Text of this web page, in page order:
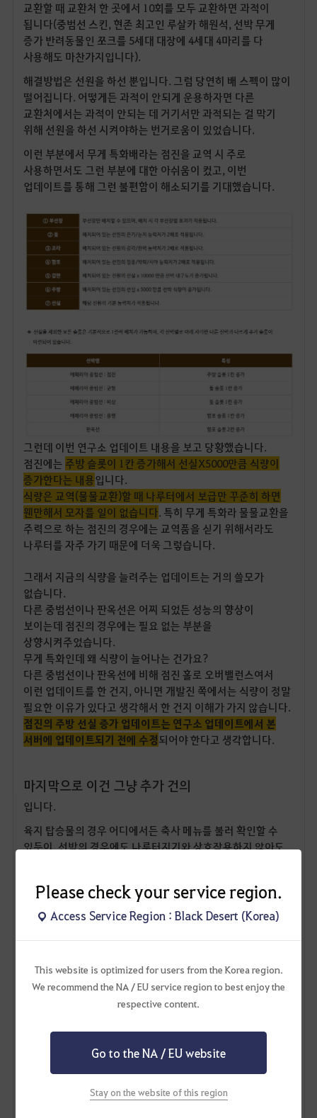
Please check your service region.
Access Service Region : Black Desert (Korea)
This website is optimized for users from the Korea region.
We recommend the NA / EU service region to best enjoy the
respective content.
Go to the NA / EU website
Stay on the website of this region
교환할 때 교환처 한 곳에서 10회를 모두 교환하면 과적이
됩니다(중범선 스킨, 현존 최고인 루살카 해원석, 선박 무게
증가 반려동물인 쪼크를 5세대 대장에 4세대 4마리를 다
사용해도 마찬가지입니다).
해결방법은 선원을 하선 뿐입니다. 그럼 당연히 배 스펙이 많이
떨어집니다. 어떻게든 과적이 안되게 운용하자면 다른
교환처에서는 과적이 안되는 데 거기서만 과적되는 걸 막기
위해 선원을 하선 시켜야하는 번거로움이 있었습니다.
이런 부분에서 무게 특화배라는 점진을 교역 시 주로
사용하면서도 그런 부분에 대한 아쉬움이 컸고, 이번
업데이트를 통해 그런 불편함이 해소되기를 기대했습니다.
그런데 이번 연구소 업데이트 내용을 보고 당황했습니다.
점진에는 주방 슬롯이 1칸 증가해서 선실X5000만큼 식량이
증가한다는 내용입니다.
식량은 교역(물물교환)할 때 나루터에서 보급만 꾸준히 하면
웬만해서 모자를 일이 없습니다. 특히 무게 특화라 물물교환을
주력으로 하는 점진의 경우에는 교역품을 싣기 위해서라도
나루터를 자주 가기 때문에 더욱 그렇습니다.
그래서 지금의 식량을 늘려주는 업데이트는 거의 쓸모가
없습니다.
다른 중범선이나 판옥선은 어찌 되었든 성능의 향상이
보이는데 점진의 경우에는 필요 없는 부분을
상향시켜주었습니다.
무게 특화인데 왜 식량이 늘어나는 건가요?
다른 중범선이나 판옥선에 비해 점진 홀로 오버밸런스여서
이런 업데이트를 한 건지, 아니면 개발진 쪽에서는 식량이 정말
필요한 이유가 있다고 생각해서 한 건지 이해가 가지 않습니다.
점진의 주방 선실 증가 업데이트는 연구소 업데이트에서 본
서버에 업데이트되기 전에 수정되어야 한다고 생각합니다.
마지막으로 이건 그냥 추가 건의
입니다.
육지 탑승물의 경우 어디에서든 축사 메뉴를 불러 확인할 수
있듯이, 선박의 경우에도 나루터지기와 상호작용하지 않아도
주기를 바랍니다. 또 쾌속 순항(특히 에벤루스의 놀 두 번째
쾌속 순항) 시투명벽이나 파티원들이 물에 빠지는 문제도 대체
해결 방안이라도 꼭 마련해주길
공감하신다면 추천 눌러주시면 감사하겠습니다.
121 2
리사린
Lv비공개 유리은